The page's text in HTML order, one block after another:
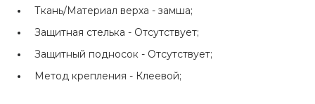
Ткань/Материал верха - замша;
Защитная стелька - Отсутствует;
Защитный подносок - Отсутствует;
Метод крепления - Клеевой;